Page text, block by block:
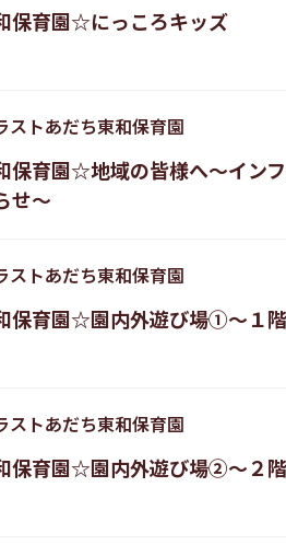
保育園☆にっころキッズ
ストあだち東和保育園
保育園☆地域の皆様へ〜イン
せ〜
ストあだち東和保育園
保育園☆園内外遊び場①〜１
ストあだち東和保育園
保育園☆園内外遊び場②〜２